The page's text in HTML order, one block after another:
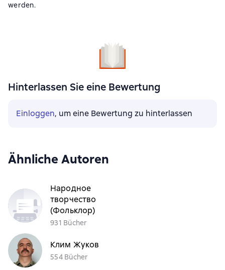
werden.
Hinterlassen Sie eine Bewertung
Einloggen, um eine Bewertung zu hinterlassen
Ähnliche Autoren
Народное
творчество
(Фольклор)
931 Bücher
Клим Жуков
554 Bücher